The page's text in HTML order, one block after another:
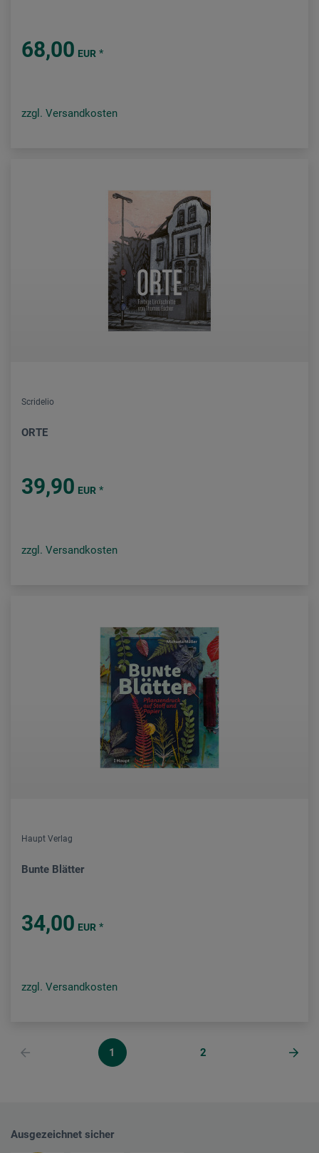
68,00 EUR *
zzgl. Versandkosten
Scridelio
ORTE
39,90 EUR *
zzgl. Versandkosten
Haupt Verlag
Bunte Blätter
34,00 EUR *
zzgl. Versandkosten
1 2
Ausgezeichnet sicher